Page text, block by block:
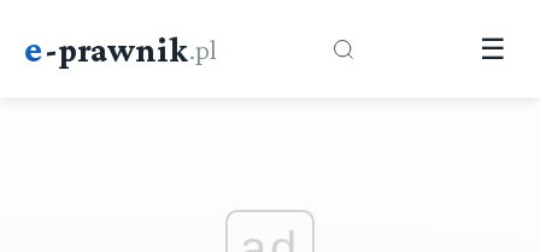
e-prawnik.pl ☰